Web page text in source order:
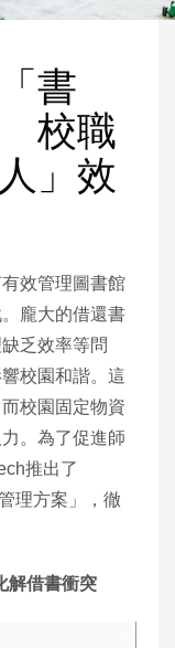
書
校職
」效
效管理圖書館
龐大的借還書
乏效率等問
校園和諧。這
校園固定物資
。為了促進師
推出了
理方案」，徹
解借書衝突